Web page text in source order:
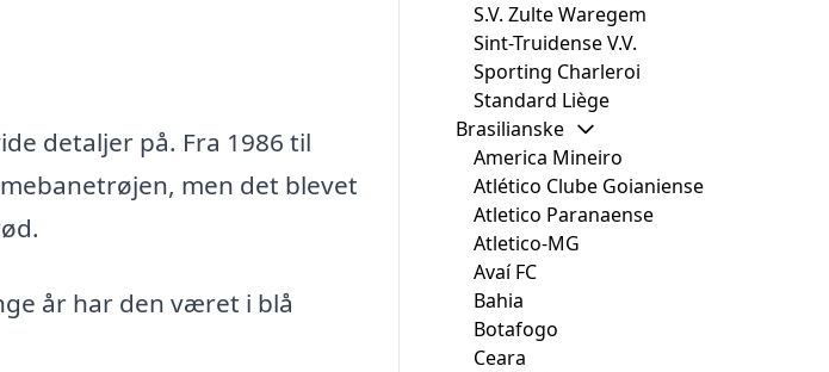
detaljer på. Fra 1986 til
men det blevet
år har den været i blå
S.V. Zulte Waregem
Sint-Truidense V.V.
Sporting Charleroi
Standard Liège
Brasilianske
America Mineiro
Atlético Clube Goianiense
Atletico Paranaense
Atletico-MG
Avaí FC
Bahia
Botafogo
Ceara